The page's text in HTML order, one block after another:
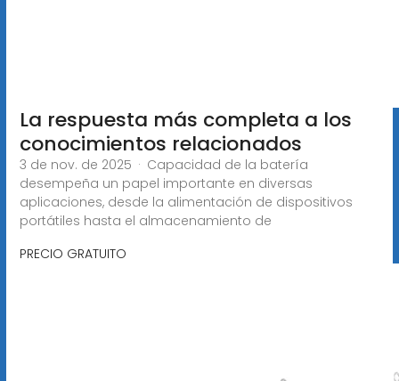
La respuesta más completa a los
conocimientos relacionados
3 de nov. de 2025 · Capacidad de la batería
desempeña un papel importante en diversas
aplicaciones, desde la alimentación de dispositivos
portátiles hasta el almacenamiento de
PRECIO GRATUITO